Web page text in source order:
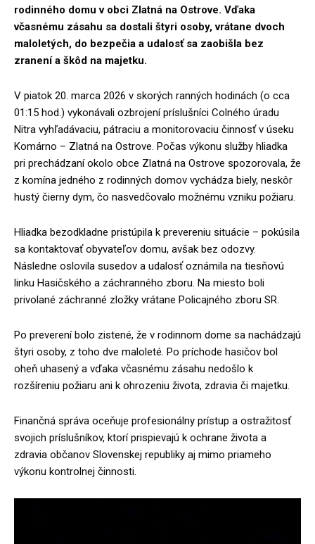
rodinného domu v obci Zlatná na Ostrove. Vďaka
včasnému zásahu sa dostali štyri osoby, vrátane dvoch
maloletých, do bezpečia a udalosť sa zaobišla bez
zranení a škôd na majetku.
V piatok 20. marca 2026 v skorých ranných hodinách (o cca
01:15 hod.) vykonávali ozbrojení príslušníci Colného úradu
Nitra vyhľadávaciu, pátraciu a monitorovaciu činnosť v úseku
Komárno – Zlatná na Ostrove. Počas výkonu služby hliadka
pri prechádzaní okolo obce Zlatná na Ostrove spozorovala, že
z komína jedného z rodinných domov vychádza biely, neskôr
hustý čierny dym, čo nasvedčovalo možnému vzniku požiaru.
Hliadka bezodkladne pristúpila k prevereniu situácie – pokúsila
sa kontaktovať obyvateľov domu, avšak bez odozvy.
Následne oslovila susedov a udalosť oznámila na tiesňovú
linku Hasičského a záchranného zboru. Na miesto boli
privolané záchranné zložky vrátane Policajného zboru SR.
Po preverení bolo zistené, že v rodinnom dome sa nachádzajú
štyri osoby, z toho dve maloleté. Po príchode hasičov bol
oheň uhasený a vďaka včasnému zásahu nedošlo k
rozšíreniu požiaru ani k ohrozeniu života, zdravia či majetku.
Finančná správa oceňuje profesionálny prístup a ostražitosť
svojich príslušníkov, ktorí prispievajú k ochrane života a
zdravia občanov Slovenskej republiky aj mimo priameho
výkonu kontrolnej činnosti.